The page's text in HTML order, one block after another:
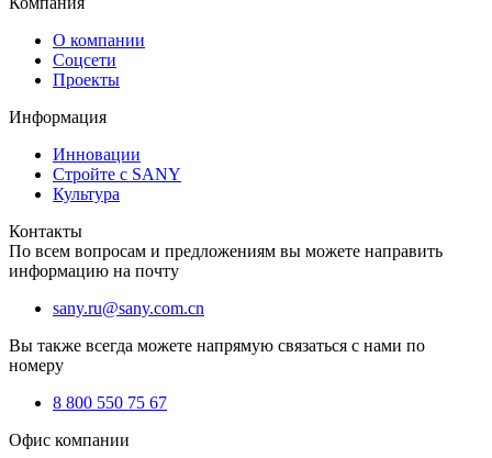
О компании
Соцсети
Проекты
Информация
Инновации
Стройте с SANY
Культура
Контакты
По всем вопросам и предложениям вы можете направить
информацию на почту
sany.ru@sany.com.cn
Вы также всегда можете напрямую связаться с нами по
номеру
8 800 550 75 67
Офис компании